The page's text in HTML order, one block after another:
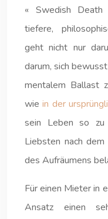
« Swedish Death
tiefere,
geht nicht nur
darum, sich
mentalem Ballast
wiein der
sein Leben so zu
Liebsten nach
des Aufräumens
Für einen Mieter in
Ansatz einen